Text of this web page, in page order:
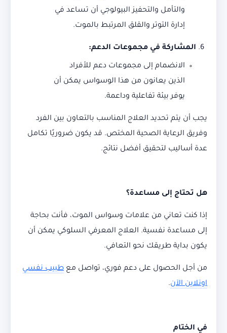
والتأمل والتحفيز البيولوجي أن تساعد في
إدارة التوتر والقلق المرتبط بالموت.
المشاركة في مجموعات الدعم:
الانضمام إلى مجموعات دعم للأفراد
الذين يعانون من هذا الوسواس يمكن أن
يوفر بيئة تفاعلية وداعمة.
يجب أن يتم تحديد العلاج المناسب بالتعاون بين الفرد
وفريق الرعاية الصحية المختص. قد يكون ضروريًا تكامل
عدة أساليب لتحقيق أفضل نتائج.
هل تحتاج إلى مساعدة؟
إذا كنت تعاني من علامات وسواس الموت، فأنت بحاجة
إلى مساعدة نفسية. العلاج المعرفي السلوكي يمكن أن
يكون بداية طريقك نحو التعافي.
من أجل الحصول على دعم فوري، تواصل مع طبيب نفسي
اونلاين الآن.
في الختام